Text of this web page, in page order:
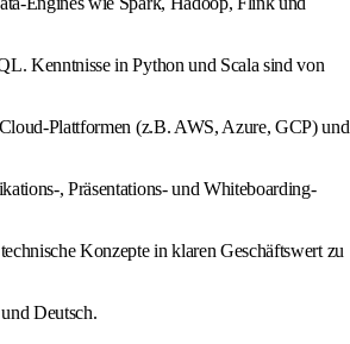
Kenntnisse in Python und Scala sind von
Plattformen (z.B. AWS, Azure, GCP) und
, Präsentations- und Whiteboarding-
Konzepte in klaren Geschäftswert zu
Deutsch.